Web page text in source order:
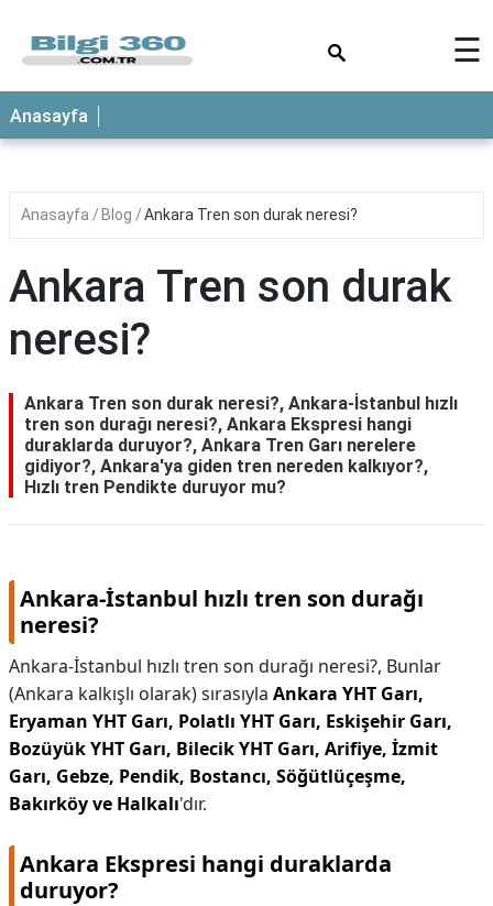
ANASAYFA
☰
Anasayfa
Anasayfa Blog Ankara Tren son durak neresi?
Ankara Tren son durak
neresi?
Ankara Tren son durak neresi?, Ankara-İstanbul hızlı
tren son durağı neresi?, Ankara Ekspresi hangi
duraklarda duruyor?, Ankara Tren Garı nerelere
gidiyor?, Ankara'ya giden tren nereden kalkıyor?,
Hızlı tren Pendikte duruyor mu?
Ankara-İstanbul hızlı tren son durağı
neresi?
Ankara-İstanbul hızlı tren son durağı neresi?, Bunlar
(Ankara kalkışlı olarak) sırasıyla Ankara YHT Garı,
Eryaman YHT Garı, Polatlı YHT Garı, Eskişehir Garı,
Bozüyük YHT Garı, Bilecik YHT Garı, Arifiye, İzmit
Garı, Gebze, Pendik, Bostancı, Söğütlüçeşme,
Bakırköy ve Halkalı'dır.
Ankara Ekspresi hangi duraklarda
duruyor?